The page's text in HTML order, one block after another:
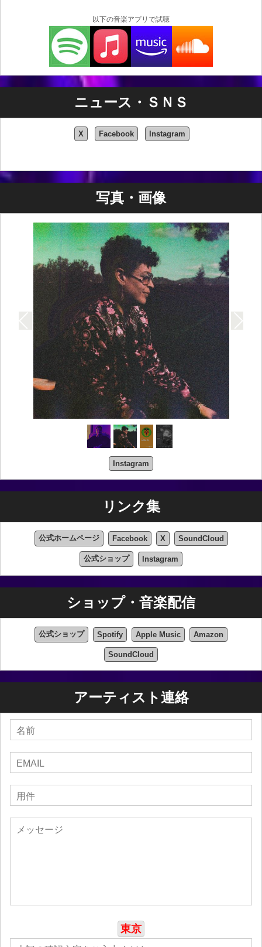
以下の音楽アプリで試聴
ニュース・ＳＮＳ
X Facebook Instagram
写真・画像
Instagram
リンク集
公式ホームページ Facebook X SoundCloud
公式ショップ Instagram
ショップ・音楽配信
公式ショップ Spotify Apple Music Amazon
SoundCloud
アーティスト連絡
東京